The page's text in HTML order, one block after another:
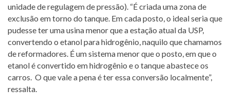
unidade de regulagem de pressão). “É criada uma zona de
exclusão em torno do tanque. Em cada posto, o ideal seria que
pudesse ter uma usina menor que a estação atual da USP,
convertendo o etanol para hidrogênio, naquilo que chamamos
de reformadores. É um sistema menor que o posto, em que o
etanol é convertido em hidrogênio e o tanque abastece os
carros. O que vale a pena é ter essa conversão localmente”,
ressalta.